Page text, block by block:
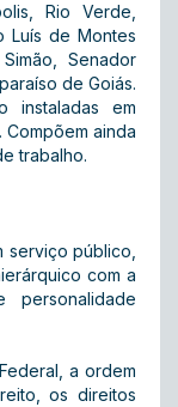
Rio Verde,
Luís de Montes
Senador
de Goiás.
instaladas em
ainda
trabalho.
serviço público,
com a
personalidade
a ordem
os direitos